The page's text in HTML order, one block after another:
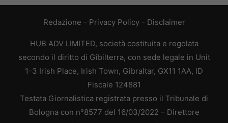
Redazione - Privacy Policy- Disclaimer
HUB ADV LIMITED, società costituita e regolata
secondo il diritto di Gibilterra, con sede legale in Unit
1-3 Irish Place, Irish Town, Gibraltar, GX11 1AA, ID
Fiscale 124881
Testata Giornalistica registrata presso il Tribunale di
Bologna con n°8577 del 16/03/2022 – Direttore